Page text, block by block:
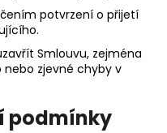
potvrzení o přijetí
Smlouvu, zejména
zjevné chyby v
podmínky